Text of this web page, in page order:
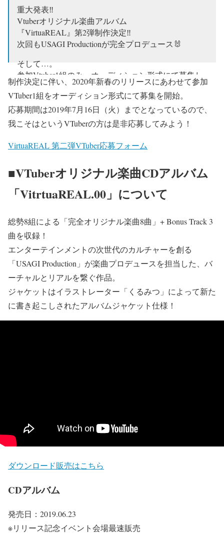
重大発表‼️
Vtuberオリジナル楽曲アルバム
『VirtuaREAL』第2弾制作決定‼️
次回もUSAGI Productionが完全プロデュース🐰
そして…。
参加Vtuber1組のみ、オーディション形式にて募集し
ます‼️
只今から、7月16(火)まで、
下記サイトよりご応募くださいませ‼️
https://t.co/iFzkb6Sbaw
pic.twitter.com/3ebHFsEWwS
(@usagipro777)2019年6月26日
制作決定に伴い、2020年新春のリリースにあわせて参加
VTuber1組をオーディション形式にて募集を開始。
応募期間は2019年7月16日（火）までとなっているので、
我こそはというVTuberの方は是非応募してみよう！
VirtuaREAL 第二弾VTuber応募フォーム
■VTuberオリジナル楽曲CDアルバム
「VitrtuaREAL.00」について
総勢8組による「完全オリジナル楽曲8曲」+ Bonus Track 3
曲を収録！
エンターテインメントの次世代のカルチャーを創る
「USAGI Production」が楽曲プロデュースを担当した、バ
ーチャルとリアルを繋ぐ作品。
ジャケットはイラストレーター「くるみつ」によって新た
に書き起こしされたアルバムジャケット仕様！
ダウンロード販売はこちら
CDアルバム
発売日：2019.06.23
※リリース記念イベント会場最速販売